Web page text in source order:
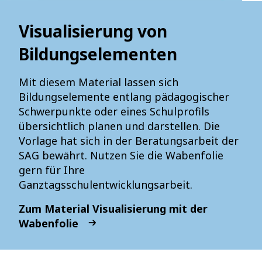
Visualisierung von
Bildungselementen
Mit diesem Material lassen sich
Bildungselemente entlang pädagogischer
Schwerpunkte oder eines Schulprofils
übersichtlich planen und darstellen. Die
Vorlage hat sich in der Beratungsarbeit der
SAG bewährt. Nutzen Sie die Wabenfolie
gern für Ihre
Ganztagsschulentwicklungsarbeit.
Zum Material Visualisierung mit der
Wabenfolie